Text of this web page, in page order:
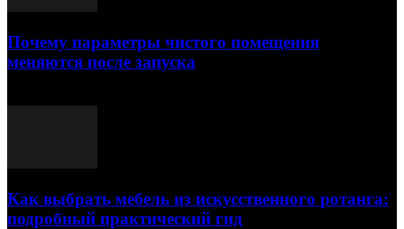
Почему параметры чистого помещения
меняются после запуска
Как выбрать мебель из искусственного ротанга:
подробный практический гид